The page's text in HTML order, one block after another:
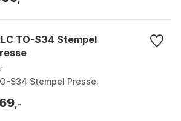
TO-S34 Stempel
S34 Stempel Presse.
,-